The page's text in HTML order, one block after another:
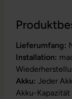
Lieferumfang:
Installation:
Akku: Jeder
Akku-